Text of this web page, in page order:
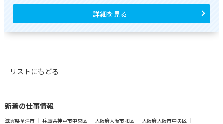
詳細を見る
リストにもどる
新着の仕事情報
滋賀県草津市 兵庫県神戸市中央区 大阪府大阪市北区
大阪府大阪市中央区